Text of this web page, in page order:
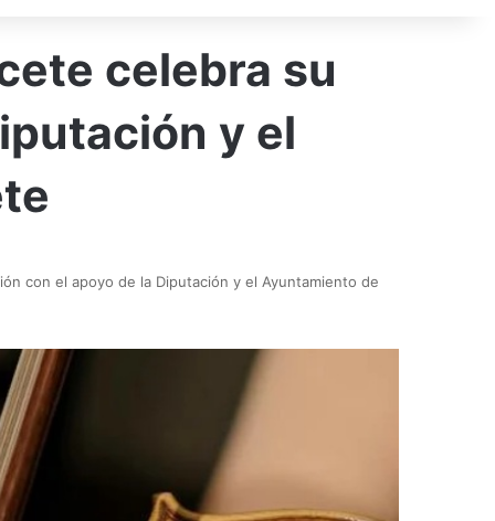
celebra su
y el
con el apoyo de la Diputación y el Ayuntamiento de